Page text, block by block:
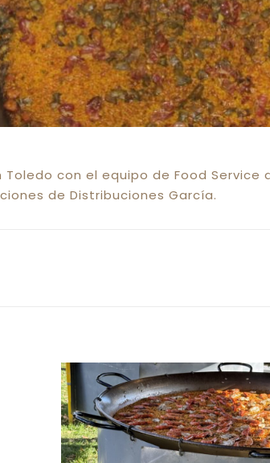
Toledo con el equipo de Food
de Distribuciones García.